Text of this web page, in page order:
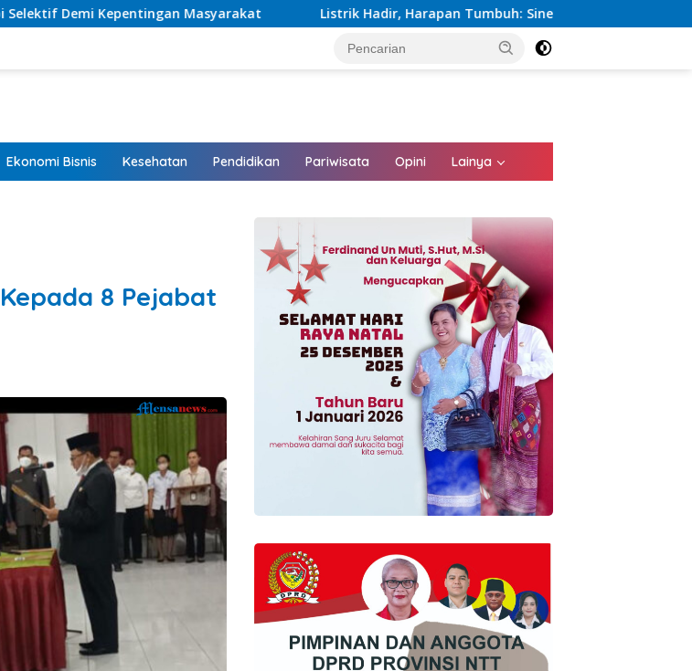
Masyarakat Listrik Hadir, Harapan Tumbuh: Sinergi Kementerian dan PLN Percepat
Ekonomi Bisnis Kesehatan Pendidikan Pariwisata Opini Lainya
8 Pejabat